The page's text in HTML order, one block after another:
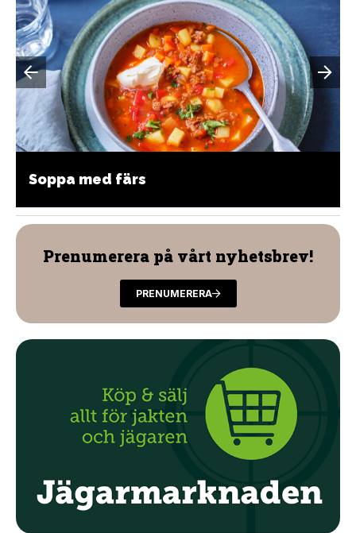
Soppa med färs
Prenumerera på vårt nyhetsbrev!
PRENUMERERA